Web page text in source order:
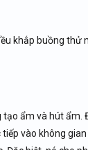
khắp buồng
ẩm và hút
vào không